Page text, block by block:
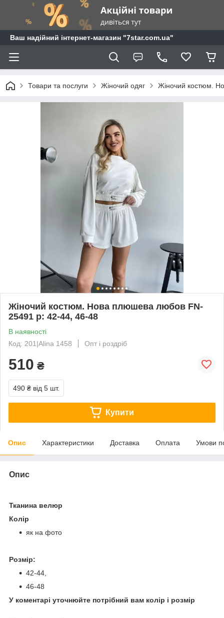
Ваш надійний інтернет-магазин "7star.com.ua"
Товари та послуги Жіночий одяг Жіночий костюм.
Жіночий костюм. Нова плюшева любов FN-
25491 р: 42-44, 46-48
В наявності
Код: 201|Alina 1458
Опт і роздріб
510 ₴
490 ₴ від 5 шт.
Купити
Опис Характеристики Доставка Оплата Умови
Опис
Тканина велюр
Колір
як на фото
Розмір:
42-44,
46-48
У коментарі уточнюйте потрібний вам колір і розмір